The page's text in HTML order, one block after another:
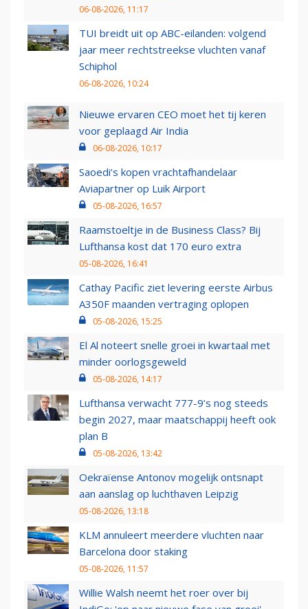
06-08-2026, 11:17
TUI breidt uit op ABC-eilanden: volgend
jaar meer rechtstreekse vluchten vanaf
Schiphol
06-08-2026, 10:24
Nieuwe ervaren CEO moet het tij keren
voor geplaagd Air India
06-08-2026, 10:17
Saoedi’s kopen vrachtafhandelaar
Aviapartner op Luik Airport
05-08-2026, 16:57
Raamstoeltje in de Business Class? Bij
Lufthansa kost dat 170 euro extra
05-08-2026, 16:41
Cathay Pacific ziet levering eerste Airbus
A350F maanden vertraging oplopen
05-08-2026, 15:25
El Al noteert snelle groei in kwartaal met
minder oorlogsgeweld
05-08-2026, 14:17
Lufthansa verwacht 777-9’s nog steeds
begin 2027, maar maatschappij heeft ook
plan B
05-08-2026, 13:42
Oekraïense Antonov mogelijk ontsnapt
aan aanslag op luchthaven Leipzig
05-08-2026, 13:18
KLM annuleert meerdere vluchten naar
Barcelona door staking
05-08-2026, 11:57
Willie Walsh neemt het roer over bij